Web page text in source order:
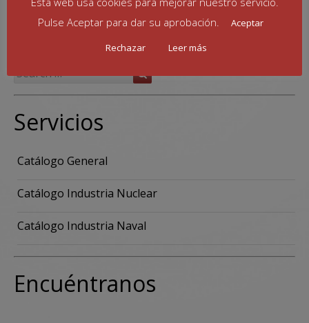
cómo se procesan los datos de tus comentarios.
Servicios
Catálogo General
Catálogo Industria Nuclear
Catálogo Industria Naval
Encuéntranos
Pulse Aceptar para dar su aprobación.
Aceptar
Rechazar
Leer más